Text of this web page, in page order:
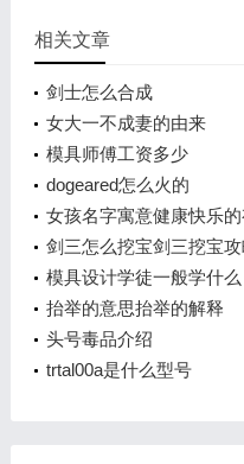
相关文章
剑士怎么合成
女大一不成妻的由来
模具师傅工资多少
dogeared怎么火的
女孩名字寓意健康快乐
剑三怎么挖宝剑三挖宝攻
模具设计学徒一般学什么
抬举的意思抬举的解释
头号毒品介绍
trtal00a是什么型号